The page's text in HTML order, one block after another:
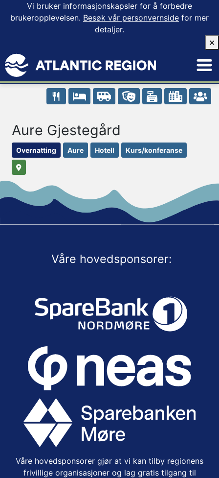
Vi bruker informasjonskapsler for å forbedre
brukeropplevelsen. Besøk vår personvernside for mer
detaljer.
✕
Aure Gjestegård
Overnatting Aure Hotell Kurs/konferanse
Våre hovedsponsorer:
Våre hovedsponsorer gjør at vi kan tilby regionens
frivillige organisasjoner og lag gratis tilgang til